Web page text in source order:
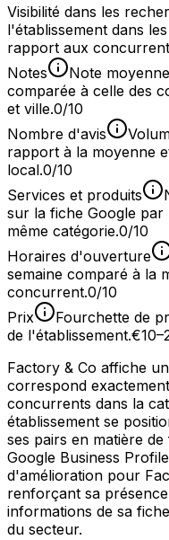
Visibilité dans les
l'établissement dans
rapport aux
Notes
Note
comparée à celle des
et ville.0/10
Nombre d'avis
rapport à la moyenne
local.0/10
Services et produits
sur la fiche Google
même catégorie.0/10
Horaires d'ouverture
semaine comparé à la
concurrent.0/10
Prix
Fourchette de
de l'établissement.
Factory & Co affiche
correspond
concurrents dans la
établissement se
ses pairs en matière
Google Business
d'amélioration pour
renforçant sa
informations de sa
du secteur.